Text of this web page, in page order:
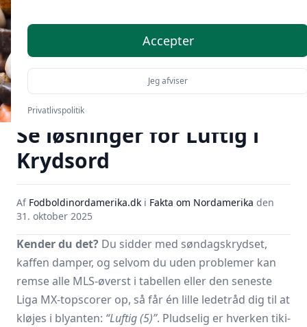
Se løsninger for Luftig i
Krydsord
Af Fodboldinordamerika.dk i Fakta om Nordamerika den
31. oktober 2025
Kender du det? Du sidder med søndagskrydset,
kaffen damper, og selvom du uden problemer kan
remse alle MLS-øverst i tabellen eller den seneste
Liga MX-topscorer op, så får én lille ledetråd dig til at
kløjes i blyanten: “Luftig (5)”. Pludselig er hverken tiki-
Accepter
Jeg afviser
Privatlivspolitik